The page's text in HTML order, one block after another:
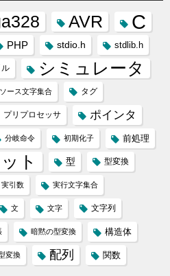
AVR C
PHP stdio.h stdlib.h
ル シミュレータ
ソース文字集合 タグ
プリプロセッサ ポインタ
分岐命令 初期化子 前処理
ト 型 型変換
実引数 実行文字集合
文 文字 文字列
暗黙の型変換 構造体
変換 配列 関数